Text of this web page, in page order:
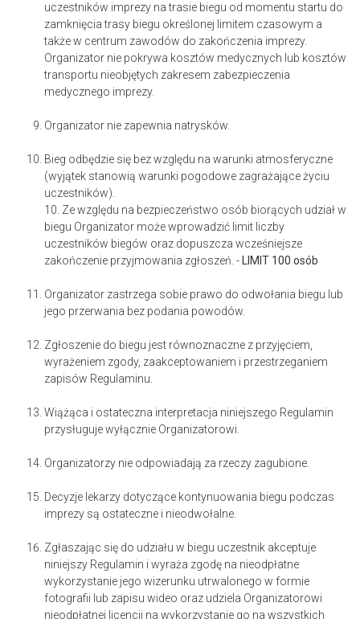
uczestników imprezy na trasie biegu od momentu startu do
zamknięcia trasy biegu określonej limitem czasowym a
także w centrum zawodów do zakończenia imprezy.
Organizator nie pokrywa kosztów medycznych lub kosztów
transportu nieobjętych zakresem zabezpieczenia
medycznego imprezy.
Organizator nie zapewnia natrysków.
Bieg odbędzie się bez względu na warunki atmosferyczne
(wyjątek stanowią warunki pogodowe zagrażające życiu
uczestników).
10. Ze względu na bezpieczeństwo osób biorących udział w
biegu Organizator może wprowadzić limit liczby
uczestników biegów oraz dopuszcza wcześniejsze
zakończenie przyjmowania zgłoszeń. -
LIMIT 100 osób
Organizator zastrzega sobie prawo do odwołania biegu lub
jego przerwania bez podania powodów.
Zgłoszenie do biegu jest równoznaczne z przyjęciem,
wyrażeniem zgody, zaakceptowaniem i przestrzeganiem
zapisów Regulaminu.
Wiążąca i ostateczna interpretacja niniejszego Regulamin
przysługuje wyłącznie Organizatorowi.
Organizatorzy nie odpowiadają za rzeczy zagubione.
Decyzje lekarzy dotyczące kontynuowania biegu podczas
imprezy są ostateczne i nieodwołalne.
Zgłaszając się do udziału w biegu uczestnik akceptuje
niniejszy Regulamin i wyraża zgodę na nieodpłatne
wykorzystanie jego wizerunku utrwalonego w formie
fotografii lub zapisu wideo oraz udziela Organizatorowi
nieodpłatnej licencji na wykorzystanie go na wszystkich